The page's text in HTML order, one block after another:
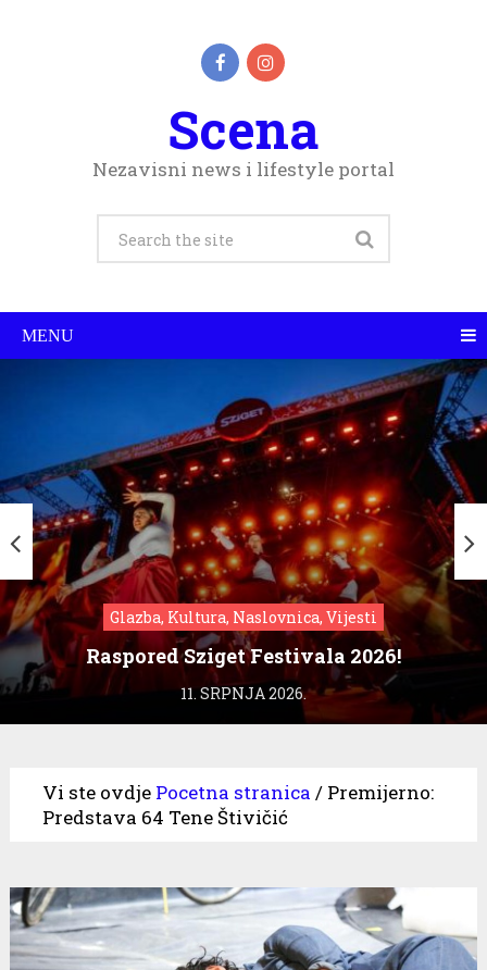
Scena
Nezavisni news i lifestyle portal
MENU
Glazba, Kultura, Naslovnica, Vijesti
Raspored Sziget Festivala 2026!
11. SRPNJA 2026.
Vi ste ovdje Pocetna stranica / Premijerno:
Predstava 64 Tene Štivičić